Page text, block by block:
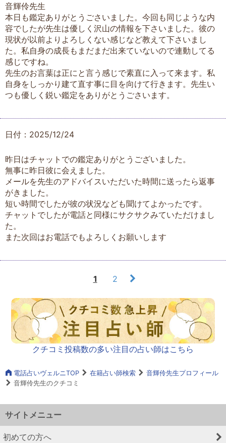
音輝伶先生
本日も鑑定ありがとうごさいました。今回も同じような内
容でしたが先生は優しく沢山の情報を下さいました。彼の
現状が以前よりよろしくない感じなど教えて下さいまし
た。私自身の成長もまだまだ出来ていないので連動してる
感じですね。
先生のお言葉は正にと言う感じで素直に入って来ます。私
自身をしっかり建て直す事に目を向けて行きます。先生い
つも優しく鋭い鑑定をありがとうごさいます。
日付：2025/12/24
昨日はチャットでの鑑定ありがとうございました。
無事に昨日彼に会えました。
メールを先生のアドバイスいただいた時間に送ったら返事
がきました。
短い時間でしたが彼の状況なども聞けてよかったです。
チャットでしたが電話と同様にサクサクみていただけまし
た。
また次回はお電話でもよろしくお願いします
1 2
クチコミ投稿数の多い注目の占い師はこちら
電話占いヴェルニTOP 在籍占い師検索
音輝伶先生プロフィール
音輝伶先生のクチコミ
サイトメニュー
初めての方へ